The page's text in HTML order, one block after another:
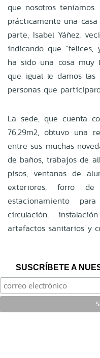
que nosotros
prácticamente una
parte, Isabel Yáñez,
indicando que
ha sido una cosa muy
que igual le damos
personas que
La sede, que cuenta
76,29m2, obtuvo una
entre sus muchas
de baños, trabajos de
pisos, ventanas de
exteriores, forro de
estacionamiento
circulación,
artefactos sanitarios y
SUSCRÍBETE A